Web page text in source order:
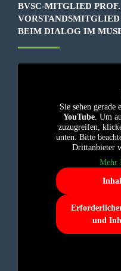
BVSC-MITGLIED
BEIM DIALOG IM
Sie sehen gerade
YouTube. Um
zuzugreifen,
unten. Bitte
Drittanbieter
Mehr
und